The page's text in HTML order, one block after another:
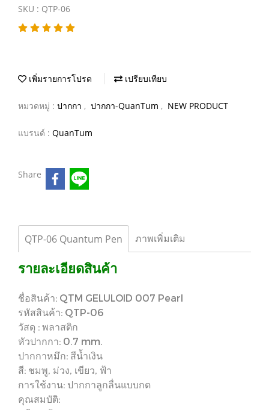
SKU : QTP-06
เพิ่มรายการโปรด เปรียบเทียบ
หมวดหมู่ : ปากกา , ปากกา-QuanTum , NEW PRODUCT
แบรนด์ : QuanTum
Share
QTP-06 Quantum Pen ภาพเพิ่มเติม
รายละเอียดสินค้า
ชื่อสินค้า: QTM GELULOID 007 Pearl
รหัสสินค้า: QTP-06
วัสดุ : พลาสติก
หัวปากกา: 0.7 mm.
ปากกาหมึก: สีน้ำเงิน
สี: ชมพู, ม่วง, เขียว, ฟ้า
การใช้งาน: ปากกาลูกลื่นแบบกด
คุณสมบัติ: